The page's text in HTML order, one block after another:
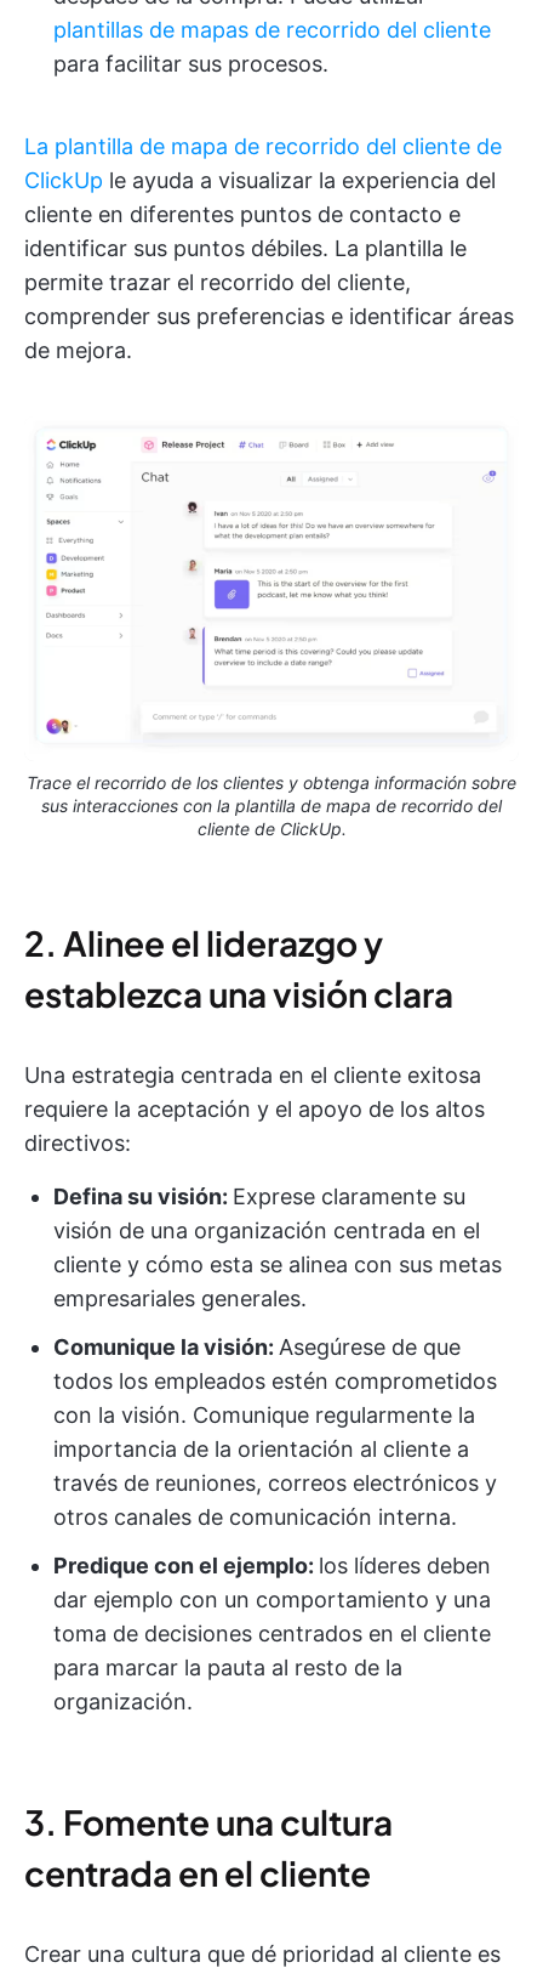
plantillas de mapas de recorrido del cliente
para facilitar sus procesos.
La plantilla de mapa de recorrido del cliente de
ClickUp le ayuda a visualizar la experiencia del
cliente en diferentes puntos de contacto e
identificar sus puntos débiles. La plantilla le
permite trazar el recorrido del cliente,
comprender sus preferencias e identificar áreas
de mejora.
Trace el recorrido de los clientes y obtenga información sobre
sus interacciones con la plantilla de mapa de recorrido del
cliente de ClickUp.
2. Alinee el liderazgo y
establezca una visión clara
Una estrategia centrada en el cliente exitosa
requiere la aceptación y el apoyo de los altos
directivos:
Defina su visión: Exprese claramente su
visión de una organización centrada en el
cliente y cómo esta se alinea con sus metas
empresariales generales.
Comunique la visión: Asegúrese de que
todos los empleados estén comprometidos
con la visión. Comunique regularmente la
importancia de la orientación al cliente a
través de reuniones, correos electrónicos y
otros canales de comunicación interna.
Predique con el ejemplo: los líderes deben
dar ejemplo con un comportamiento y una
toma de decisiones centrados en el cliente
para marcar la pauta al resto de la
organización.
3. Fomente una cultura
centrada en el cliente
Crear una cultura que dé prioridad al cliente es